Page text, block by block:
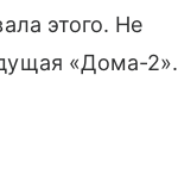
этого. Не
«Дома-2».